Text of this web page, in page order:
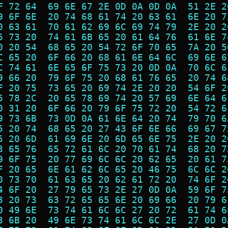
72 64  69 6E 67 2E 0D 0A 0D 0A  51
6F 6E  20 74 68 61 74 20 63 61  6E
63 61  70 61 62 69 6C 69 74 79  2E
73 20  74 61 6B 65 20 61 64 76  61
20 54  68 65 20 54 72 6F 70 65  7A
65 20  6F 66 20 68 61 6E 64 6C  69
74 61  6E 65 6F 75 73 20 0D 0A  70
66 20  79 6F 75 20 68 61 76 65  20
20 75  73 65 20 69 74 2E 20 20  54
78 2C  20 65 78 69 74 20 57 69  6E
31 20  6F 66 20 79 6F 75 72 20  54
73 6B  73 0D 0A 61 6E 64 20 74  79
20 74  68 65 20 27 43 6F 6E 66  69
20 6D  61 69 6E 20 6D 65 6E 75  2E
65 76  65 72 61 6C 20 70 61 74  68
6F 75  20 77 69 6C 6C 20 62 65  20
20 65  6E 61 62 6C 65 20 46 75  6C
73 70  61 63 65 20 62 61 72 20  74
6F 20  27 79 65 73 2E 27 0D 0A  59
20 73  63 72 65 65 6E 20 69 66  20
49 6E  73 74 61 6C 6C 27 20 72  61
6B 20  49 6E 73 74 61 6C 6C 2E  27